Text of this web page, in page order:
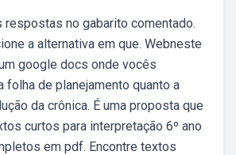
respostas no gabarito comentado.
a alternativa em que. Webneste
google docs onde vocês
folha de planejamento quanto a
da crônica. É uma proposta que
curtos para interpretação 6º ano
em pdf. Encontre textos